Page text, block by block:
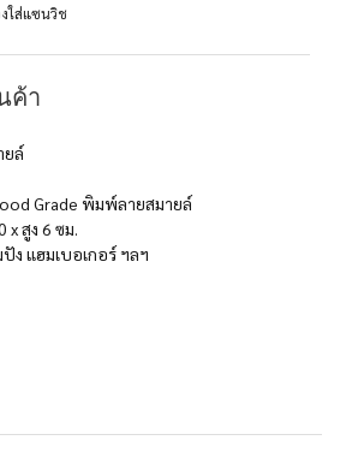
ใส่แซนวิช
ค้า
ยล์
Grade พิมพ์ลายสมายล์
x สูง 6 ซม.
ง แฮมเบอเกอร์ ฯลฯ